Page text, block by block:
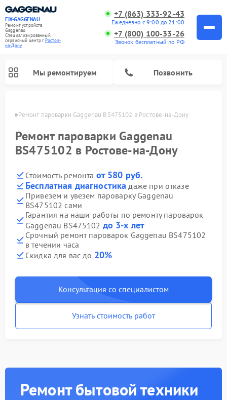
FIX-GAGGENAU
Ремонт устройств
Gaggenau
Специализированный
cервисный центр г.Ростов-
на-Дону
+7 (863) 333-92-43
Ежедневно с 9:00 до 21:00
+7 (800) 100-33-26
Звонок бесплатный по РФ
Мы ремонтируем Позвонить
Ремонт пароварки Gaggenau BS475102 в Ростове-на-Дону
Ремонт пароварки Gaggenau
BS475102 в Ростове-на-Дону
Стоимость ремонта от 580 руб.
Бесплатная диагностика даже при отказе
Привезем и увезем пароварку Gaggenau
BS475102 сами
Гарантия на наши работы по ремонту пароварок
Gaggenau BS475102 до 3-х лет
Срочный ремонт пароварок Gaggenau BS475102
в течении часа
Скидка для вас до 20%
Консультация со специалистом
Узнать стоимость работ
Ремонт бытовой техники